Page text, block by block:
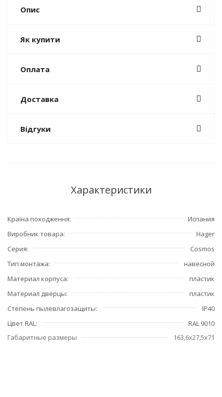
Опис
Як купити
Оплата
Доставка
Відгуки
Характеристики
Країна походження
Испания
Виробник товара
Hager
Серия
Cosmos
Тип монтажа
навесной
Материал корпуса
пластик
Материал дверцы
пластик
Степень пылевлагозащиты
IP40
Цвет RAL
RAL 9010
Габаритные размеры
163,6x27,5x71